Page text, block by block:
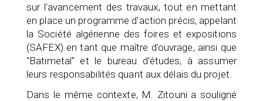
sur l'avancement des travaux, tout en mettant
en place un programme d'action précis, appelant
la Société algérienne des foires et expositions
(SAFEX) en tant que maître d'ouvrage, ainsi que
"Batimetal" et le bureau d'études, à assumer
leurs responsabilités quant aux délais du projet.
Dans le même contexte, M. Zitouni a souligné